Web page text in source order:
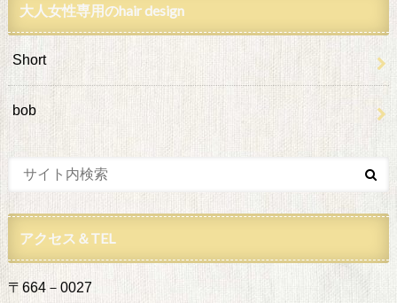
大人女性専用のhair design
Short
bob
アクセス＆TEL
〒664－0027